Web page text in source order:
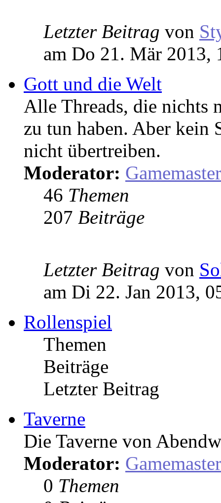
Letzter Beitrag von
am Do 21. Mär 2013,
Gott und die Welt
Alle Threads, die nichts
zu tun haben. Aber kein
nicht übertreiben.
Moderator: Gamemaster
46 Themen
207 Beiträge
Letzter Beitrag von
am Di 22. Jan 2013,
Rollenspiel
Themen
Beiträge
Letzter Beitrag
Taverne
Die Taverne von
Moderator: Gamemaster
0 Themen